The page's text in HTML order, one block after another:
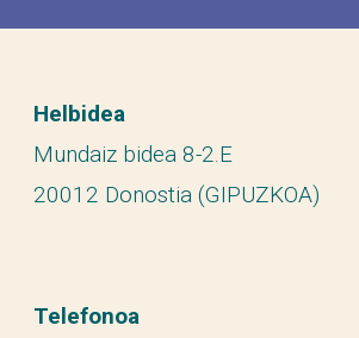
Helbidea
Mundaiz bidea 8-2.E
20012 Donostia (GIPUZKOA)
Telefonoa